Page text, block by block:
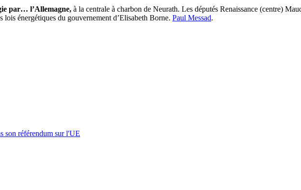
par… l’Allemagne, à la centrale à charbon de Neurath. Les députés Renaissance (centre)
énergétiques du gouvernement d’Elisabeth Borne. Paul Messad.
son référendum sur l'UE